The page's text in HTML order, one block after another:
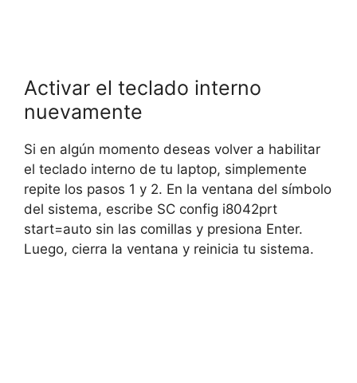
Activar el teclado interno
nuevamente
Si en algún momento deseas volver a habilitar
el teclado interno de tu laptop, simplemente
repite los pasos 1 y 2. En la ventana del símbolo
del sistema, escribe SC config i8042prt
start=auto sin las comillas y presiona Enter.
Luego, cierra la ventana y reinicia tu sistema.